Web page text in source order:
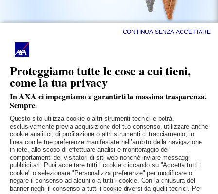
Proteggiamo tutte le cose a cui tieni,
come la tua privacy
In AXA ci impegniamo a garantirti la massima trasparenza.
Sempre.
Questo sito utilizza cookie o altri strumenti tecnici e potrà,
esclusivamente previa acquisizione del tuo consenso, utilizzare anche
cookie analitici, di profilazione o altri strumenti di tracciamento, in
linea con le tue preferenze manifestate nell’ambito della navigazione
in rete, allo scopo di effettuare analisi e monitoraggio dei
comportamenti dei visitatori di siti web nonché inviare messaggi
pubblicitari. Puoi accettare tutti i cookie cliccando su "Accetta tutti i
cookie" o selezionare "Personalizza preferenze" per modificare o
negare il consenso ad alcuni o a tutti i cookie. Con la chiusura del
banner neghi il consenso a tutti i cookie diversi da quelli tecnici. Per
CONTINUA SENZA ACCETTARE
Vuoi approfondire la tua situazione